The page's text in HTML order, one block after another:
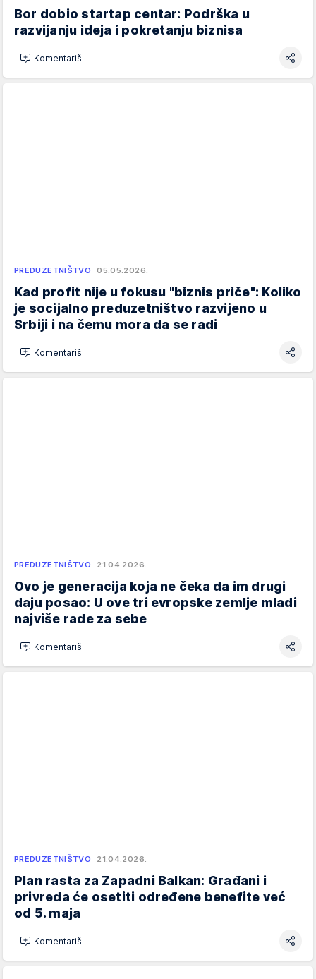
Bor dobio startap centar: Podrška u
razvijanju ideja i pokretanju biznisa
Komentariši
PREDUZETNIŠTVO 05.05.2026.
Kad profit nije u fokusu "biznis priče": Koliko
je socijalno preduzetništvo razvijeno u
Srbiji i na čemu mora da se radi
Komentariši
PREDUZETNIŠTVO 21.04.2026.
Ovo je generacija koja ne čeka da im drugi
daju posao: U ove tri evropske zemlje mladi
najviše rade za sebe
Komentariši
PREDUZETNIŠTVO 21.04.2026.
Plan rasta za Zapadni Balkan: Građani i
privreda će osetiti određene benefite već
od 5. maja
Komentariši